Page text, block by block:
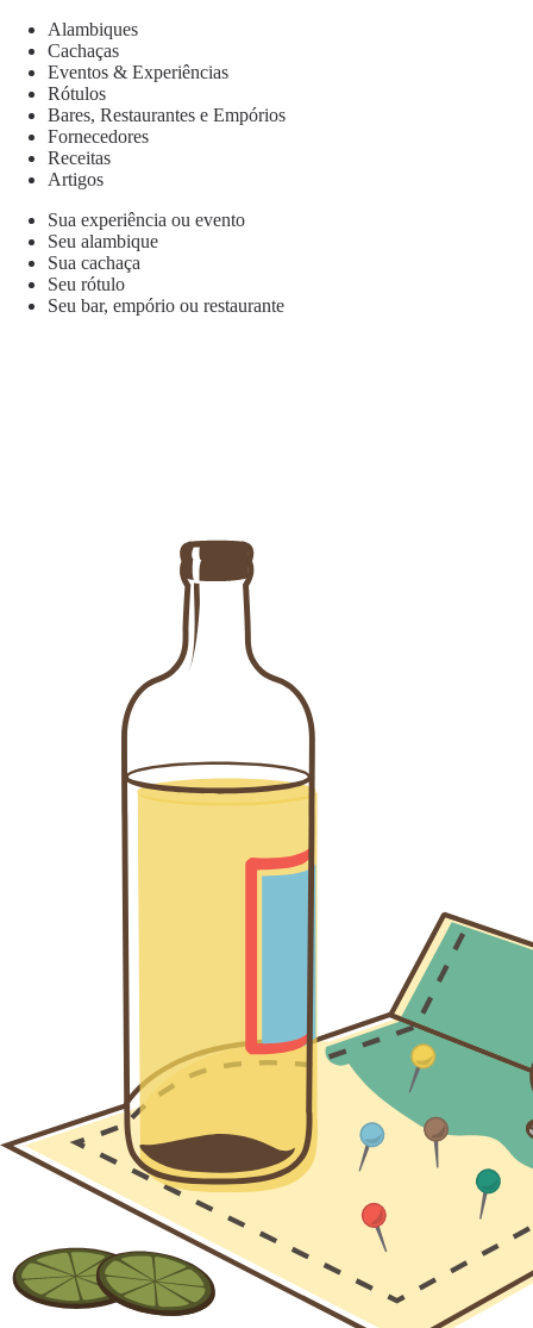
Alambiques
Cachaças
Eventos & Experiências
Rótulos
Bares, Restaurantes e Empórios
Fornecedores
Receitas
Artigos
Sua experiência ou evento
Seu alambique
Sua cachaça
Seu rótulo
Seu bar, empório ou restaurante